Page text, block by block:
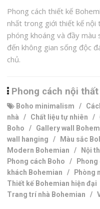
Phong cách thiết kế
nhất trong giới thiết kế nội
phóng khoáng và đầy màu
đến không gian sống độc
chủ.
Phong cách nội thất
Boho minimalism /
nhà / Chất liệu tự nhiên /
Boho / Gallery wall
wall hanging / Màu sắc
Modern Bohemian / Nội
Phong cách Boho /
khách Bohemian / Phòng
Thiết kế Bohemian hiện đại
Trang trí nhà Bohemian /